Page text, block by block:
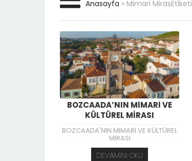
Anasayfa » Mimari MirasEtiketi
BOZCAADA’NIN MİMARİ VE
KÜLTÜREL MİRASI
BOZCAADA'NIN MİMARİ VE KÜLTÜREL
MİRASI
DEVAMINI OKU